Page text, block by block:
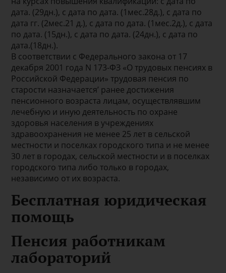
дата. (29дн.), с дата по дата. (1мес.28д.), с дата по
дата гг. (2мес.21 д.), с дата по дата. (1мес.2д.), с дата
по дата. (15дн.), с дата по дата. (24дн.), с дата по
дата.(18дн.).
В соответствии с Федерального закона от 17
декабря 2001 года N 173-ФЗ «О трудовых пенсиях в
Российской Федерации» трудовая пенсия по
старости назначается’ ранее достижения
пенсионного возраста лицам, осуществлявшим
лечебную и иную деятельность по охране
здоровья населения в учреждениях
здравоохранения не менее 25 лет в сельской
местности и поселках городского типа и не менее
30 лет в городах, сельской местности и в поселках
городского типа либо только в городах,
независимо от их возраста.
Бесплатная юридическая
помощь
Пенсия работникам
лабораторий